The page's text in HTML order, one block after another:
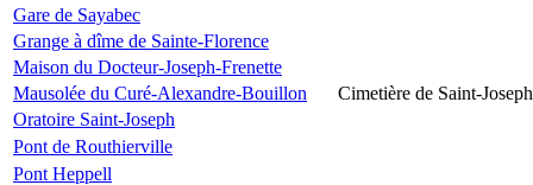
Gare de Sayabec
Grange à dîme de Sainte-Florence
Maison du Docteur-Joseph-Frenette
Mausolée du Curé-Alexandre-Bouillon
Cimetière de Saint-Joseph
Oratoire Saint-Joseph
Pont de Routhierville
Pont Heppell